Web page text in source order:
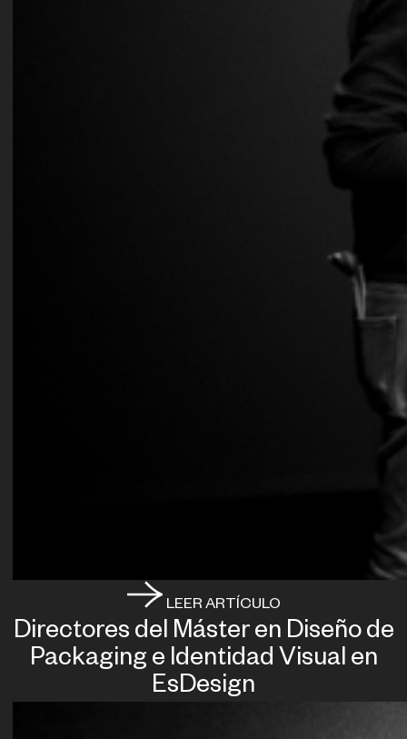
LEER ARTÍCULO
Directores del Máster en Diseño de
Packaging e Identidad Visual en
EsDesign